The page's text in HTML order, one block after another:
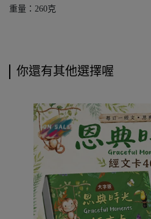
重量：260克
你還有其他選擇喔